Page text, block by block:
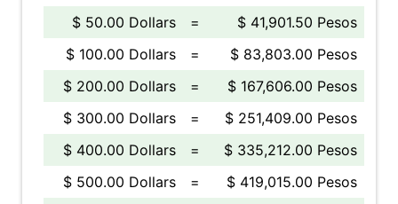
$ 50.00 Dollars
=
$ 41,901.50 Pesos
$ 100.00 Dollars
=
$ 83,803.00 Pesos
$ 200.00 Dollars
=
$ 167,606.00 Pesos
$ 300.00 Dollars
=
$ 251,409.00 Pesos
$ 400.00 Dollars
=
$ 335,212.00 Pesos
$ 500.00 Dollars
=
$ 419,015.00 Pesos